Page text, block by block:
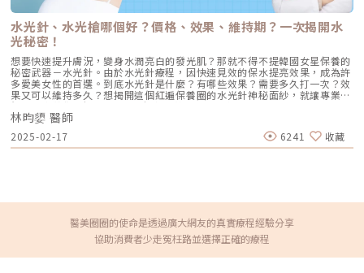
高 各類玻尿酸 矽質人工鼻骨 Gore-Tex自體軟（耳）骨 療程方式 微針劑注
射 微針劑注射 開刀 開刀（二段式隆鼻） 維持時間 18到24個月 6到12個月
永久 永久 優勢 安全、自然 快速便利 安全、自然 快速便利 外型挺直 自然
美觀 劣勢 非永久 非永久 維持效果短 位移機率較高 需全身麻醉 若遭撞擊易
位移 不自然 需全身麻醉 若遭撞擊易位移 微晶瓷隆鼻真實案例分享以下呈現
真實微晶瓷隆鼻案例，提供讀者參考。如果你也想分享你的美麗故事或對各
項療程有其他疑慮，歡迎隨時來醫美圈圈與我們一同探討。《案例一》網
友- Angie在這年跟男友分手，所以想要改變自己增加自信，所以決定去醫
美施打微晶瓷針劑隆鼻。使用這種方式也是醫師建議我先試試看的，因為自
己的鼻梁算是比較不高的鼻樑，也是自己一直以來最在意的部位…《點我看
更多》《案例二》沈怡岒醫師 案例透過粉絲專業來到秘境美學診所，想改
善山根扁平困擾，女性美學沈怡岒醫師表示可以施作微晶瓷，隆鼻效果較持
久且安全性高，以及塑形自然、不容易移位等優點，術後打造自然挺鼻！…
地減輕疼痛感。在過程中，可能會感覺到輕微的針刺感和輕微脹感，這些輕
人想要追求的理想不同，流失速度也會有所差異，通常以外觀變化作為評估
標準。有些人遵循醫師建議時間，約1年到1.6年施打一次；而有些人則希望
保持最滿意的外貌，因此，可能會提前進行注射，以保持完美的狀態。Q：
微晶瓷有副作用嗎？常見的副作用包括腫脹和瘀青，腫脹大多數情況下會持
水光針、水光槍哪個好？價格、效果、維持期？一次揭開水
光秘密！
想要快速提升膚況，變身水潤亮白的發光肌？那就不得不提韓國女星保養的
秘密武器－水光針。由於水光針療程，因快速見效的保水提亮效果，成為許
多愛美女性的首選。到底水光針是什麼？有哪些效果？需要多久打一次？效
果又可以維持多久？想揭開這個紅遍保養圈的水光針神秘面紗，就讓專業醫
師用本文帶你了解吧！➤先了解紅遍韓國的水光針是什麼？所謂的「水光
針」又稱「水光槍」或「水光注射」，是從韓國紅回臺灣的醫美保養型療
程。「水光針」及「水光槍」，其實指的都是同一種療程，差別只在操作方
式不同，而在這篇文章我們都統一稱作「水光針」。（圖／欣莘時尚美學診
所-林昀嬃醫師提供）水光針原理「水光針」顧名思義就是一種注射療程：
現象時，就算是勤擦保養品也難以解決肌膚缺水問題，因此水光針療程就此
誕生了！➤誰適合施打水光針？我需要打嗎？其實不管有沒有肌膚困擾，都
很適合施打水光針，俗話說「預防勝於治療」，在還沒出現肌膚問題時就適
林昀嬃 醫師
2025-02-17 6241 收藏
醫美圈圈的使命是透過廣大網友的真實療程經驗分享
協助消費者少走冤枉路並選擇正確的療程